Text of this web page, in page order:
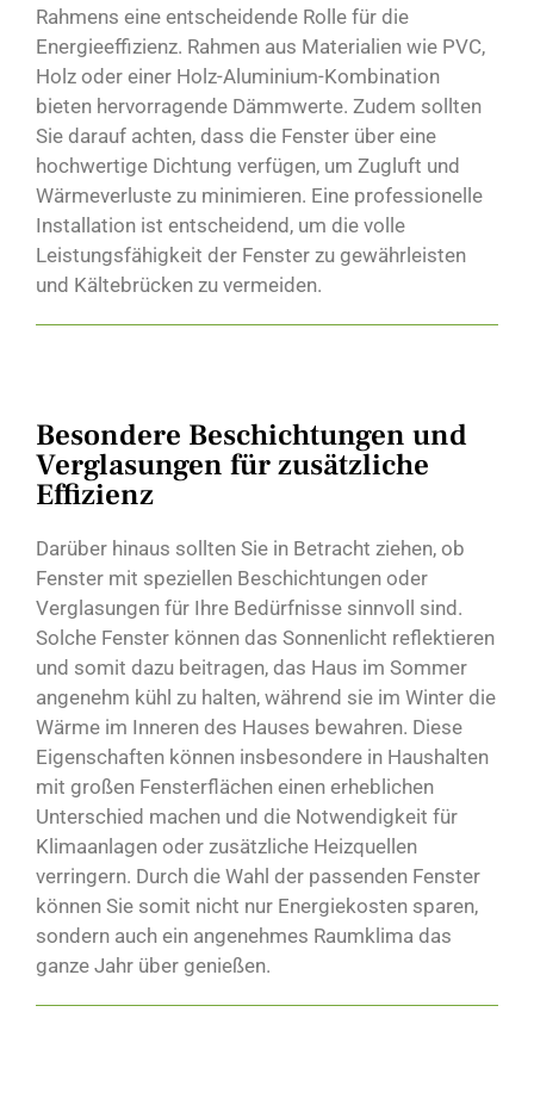
Rahmens eine entscheidende Rolle für die
Energieeffizienz. Rahmen aus Materialien wie PVC,
Holz oder einer Holz-Aluminium-Kombination
bieten hervorragende Dämmwerte. Zudem sollten
Sie darauf achten, dass die Fenster über eine
hochwertige Dichtung verfügen, um Zugluft und
Wärmeverluste zu minimieren. Eine professionelle
Installation ist entscheidend, um die volle
Leistungsfähigkeit der Fenster zu gewährleisten
und Kältebrücken zu vermeiden.
Besondere Beschichtungen und
Verglasungen für zusätzliche
Effizienz
Darüber hinaus sollten Sie in Betracht ziehen, ob
Fenster mit speziellen Beschichtungen oder
Verglasungen für Ihre Bedürfnisse sinnvoll sind.
Solche Fenster können das Sonnenlicht reflektieren
und somit dazu beitragen, das Haus im Sommer
angenehm kühl zu halten, während sie im Winter die
Wärme im Inneren des Hauses bewahren. Diese
Eigenschaften können insbesondere in Haushalten
mit großen Fensterflächen einen erheblichen
Unterschied machen und die Notwendigkeit für
Klimaanlagen oder zusätzliche Heizquellen
verringern. Durch die Wahl der passenden Fenster
können Sie somit nicht nur Energiekosten sparen,
sondern auch ein angenehmes Raumklima das
ganze Jahr über genießen.